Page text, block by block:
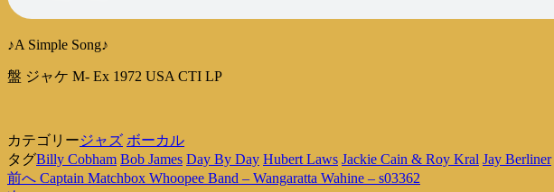
♪A Simple Song♪
盤 ジャケ M- Ex 1972 USA CTI LP
カテゴリージャズ ボーカル
タグBilly Cobham Bob James Day By Day Hubert Laws Jackie Cain & Roy Kral Jay Berliner
投
過
前へ Captain Matchbox Whoopee Band – Wangaratta Wahine – s03362